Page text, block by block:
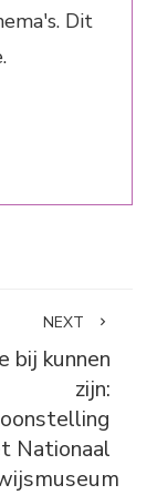
Dit
NEXT
bij kunnen
zijn:
Nationaal